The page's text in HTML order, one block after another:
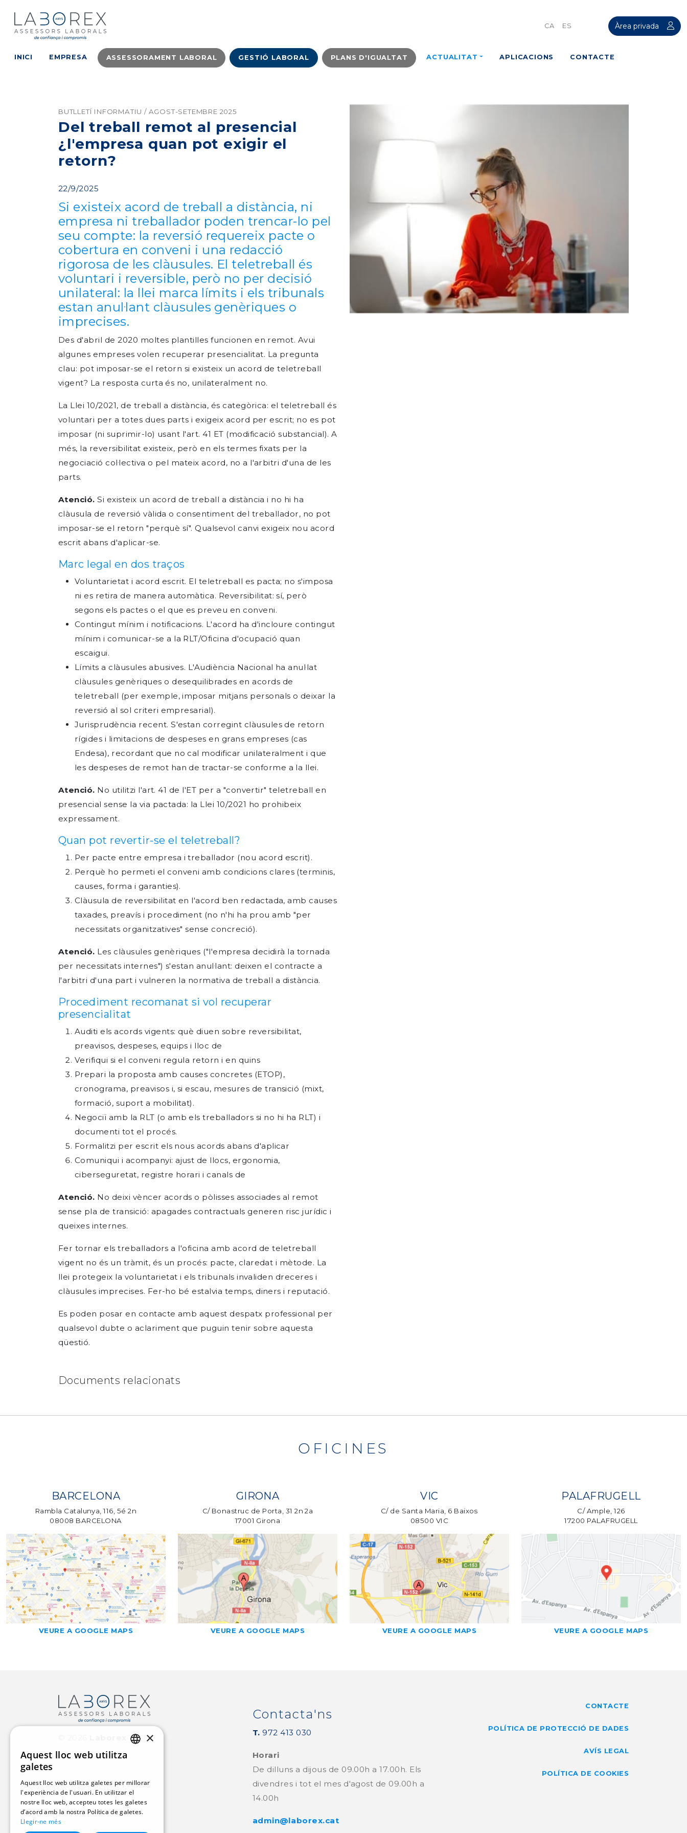
CA ES Àrea privada
INICI EMPRESA ASSESSORAMENT LABORAL GESTIÓ LABORAL PLANS D'IGUALTAT ACTUALITAT APLICACIONS CONTACTE
BUTLLETÍ INFORMATIU / AGOST-SETEMBRE 2025
Del treball remot al presencial
¿l'empresa quan pot exigir el
retorn?
22/9/2025
Si existeix acord de treball a distància, ni
empresa ni treballador poden trencar-lo pel
seu compte: la reversió requereix pacte o
cobertura en conveni i una redacció
rigorosa de les clàusules. El teletreball és
voluntari i reversible, però no per decisió
unilateral: la llei marca límits i els tribunals
estan anul·lant clàusules genèriques o
imprecises.
Des d'abril de 2020 moltes plantilles funcionen en remot. Avui
algunes empreses volen recuperar presencialitat. La pregunta
clau: pot imposar-se el retorn si existeix un acord de teletreball
vigent? La resposta curta és no, unilateralment no.
La Llei 10/2021, de treball a distància, és categòrica: el teletreball és
voluntari per a totes dues parts i exigeix acord per escrit; no es pot
imposar (ni suprimir-lo) usant l'art. 41 ET (modificació substancial). A
més, la reversibilitat existeix, però en els termes fixats per la
negociació col·lectiva o pel mateix acord, no a l'arbitri d'una de les
parts.
Atenció.Si existeix un acord de treball a distància i no hi ha
clàusula de reversió vàlida o consentiment del treballador, no pot
imposar-se el retorn "perquè sí". Qualsevol canvi exigeix nou acord
escrit abans d'aplicar-se.
Marc legal en dos traços
Voluntarietat i acord escrit. El teletreball es pacta; no s'imposa
ni es retira de manera automàtica. Reversibilitat: sí, però
segons els pactes o el que es preveu en conveni.
Contingut mínim i notificacions. L'acord ha d'incloure contingut
mínim i comunicar-se a la RLT/Oficina d'ocupació quan
escaigui.
Límits a clàusules abusives. L'Audiència Nacional ha anul·lat
clàusules genèriques o desequilibrades en acords de
teletreball (per exemple, imposar mitjans personals o deixar la
reversió al sol criteri empresarial).
Jurisprudència recent. S'estan corregint clàusules de retorn
rígides i limitacions de despeses en grans empreses (cas
Endesa), recordant que no cal modificar unilateralment i que
les despeses de remot han de tractar-se conforme a la llei.
Atenció. No utilitzi l'art. 41 de l'ET per a "convertir" teletreball en
presencial sense la via pactada: la Llei 10/2021 ho prohibeix
expressament.
Quan pot revertir-se el teletreball?
Per pacte entre empresa i treballador (nou acord escrit).
Perquè ho permeti el conveni amb condicions clares (terminis,
causes, forma i garanties).
Clàusula de reversibilitat en l'acord ben redactada, amb causes
taxades, preavís i procediment (no n'hi ha prou amb "per
necessitats organitzatives" sense concreció).
Atenció. Les clàusules genèriques ("l'empresa decidirà la tornada
per necessitats internes") s'estan anul·lant: deixen el contracte a
l'arbitri d'una part i vulneren la normativa de treball a distància.
Procediment recomanat si vol recuperar
presencialitat
Auditi els acords vigents: què diuen sobre reversibilitat,
preavisos, despeses, equips i lloc de
Verifiqui si el conveni regula retorn i en quins
Prepari la proposta amb causes concretes (ETOP),
cronograma, preavisos i, si escau, mesures de transició (mixt,
formació, suport a mobilitat).
Negociï amb la RLT (o amb els treballadors si no hi ha RLT) i
documenti tot el procés.
Formalitzi per escrit els nous acords abans d'aplicar
Comuniqui i acompanyi: ajust de llocs, ergonomia,
ciberseguretat, registre horari i canals de
Atenció. No deixi vèncer acords o pòlisses associades al remot
sense pla de transició: apagades contractuals generen risc jurídic i
queixes internes.
Fer tornar els treballadors a l'oficina amb acord de teletreball
vigent no és un tràmit, és un procés: pacte, claredat i mètode. La
llei protegeix la voluntarietat i els tribunals invaliden dreceres i
clàusules imprecises. Fer-ho bé estalvia temps, diners i reputació.
Es poden posar en contacte amb aquest despatx professional per
qualsevol dubte o aclariment que puguintenir sobre aquesta
qüestió.
Documents relacionats
OFICINES
BARCELONA
Rambla Catalunya, 116, 5é 2n
08008 BARCELONA
VEURE A GOOGLE MAPS
GIRONA
C/ Bonastruc de Porta, 31 2n 2a
17001 Girona
VEURE A GOOGLE MAPS
VIC
C/ de Santa Maria, 6 Baixos
08500 VIC
VEURE A GOOGLE MAPS
PALAFRUGELL
C/ Ample, 126
17200 PALAFRUGELL
VEURE A GOOGLE MAPS
Contacta'ns
T.972 413 030
Horari
De dilluns a dijous de 09.00h a 17.00h. Els
divendres i tot el mes d'agost de 09.00h a
14.00h
admin@laborex.cat
CONTACTE
POLÍTICA DE PROTECCIÓ DE DADES
AVÍS LEGAL
POLÍTICA DE COOKIES
SPANISH
×
Aquest lloc web utilitza
galetes
Aquest lloc web utilitza galetes per millorar
l'experiència de l'usuari. En utilitzar el
nostre lloc web, accepteu totes les galetes
d’acord amb la nostra Política de galetes.
Llegir-ne més